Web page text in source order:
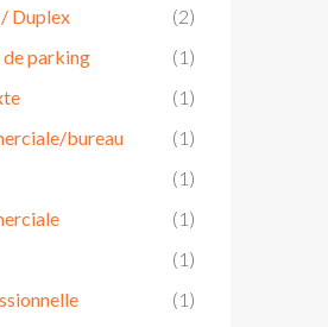
Duplex
(2)
de parking
(1)
(1)
bureau
(1)
(1)
(1)
(1)
(1)